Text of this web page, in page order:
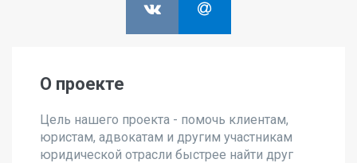
О проекте
Цель нашего проекта - помочь клиентам,
юристам, адвокатам и другим участникам
юридической отрасли быстрее найти друг